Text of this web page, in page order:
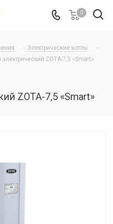
0
- Электрические котлы
-
электрический ZOTA-7,5 «Smart»
ZOTA-7,5 «Smart»